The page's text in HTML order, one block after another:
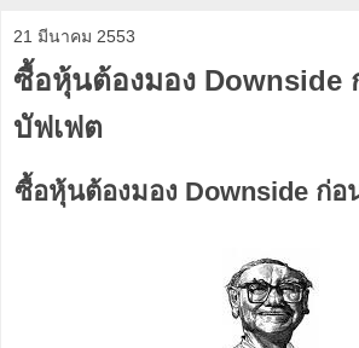
21 มีนาคม 2553
ซื้อหุ้นต้องมอง Downside
บัฟเฟต
ซื้อหุ้นต้องมอง Downside ก่อ